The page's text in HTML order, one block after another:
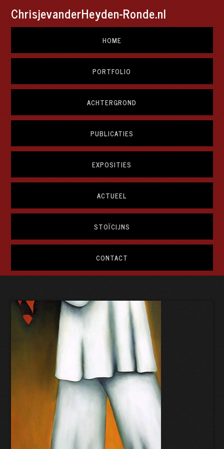
ChrisjevanderHeyden-Ronde.nl
HOME
PORTFOLIO
ACHTERGROND
PUBLICATIES
EXPOSITIES
ACTUEEL
STOÏCIJNS
CONTACT